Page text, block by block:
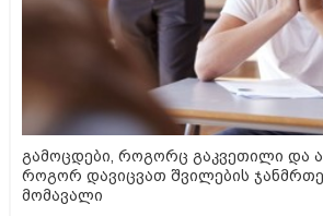
გამოცდები, როგორც გაკვეთილი და
როგორ დავიცვათ შვილების
მომავალი